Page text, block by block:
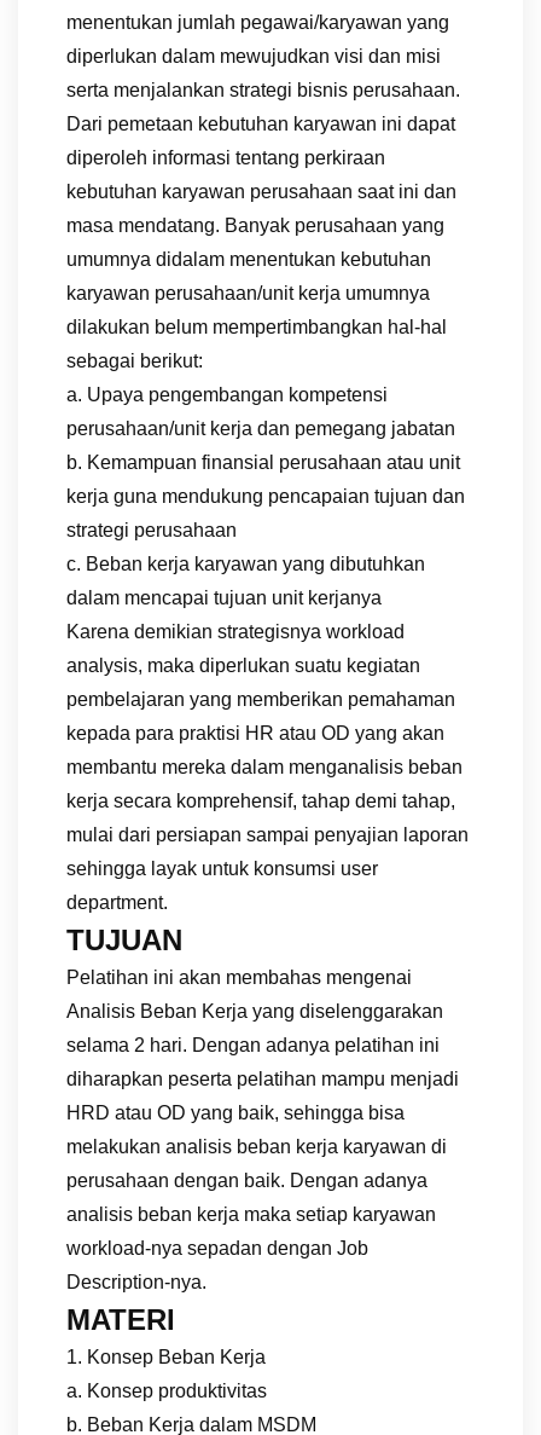
menentukan jumlah pegawai/karyawan yang
diperlukan dalam mewujudkan visi dan misi
serta menjalankan strategi bisnis perusahaan.
Dari pemetaan kebutuhan karyawan ini dapat
diperoleh informasi tentang perkiraan
kebutuhan karyawan perusahaan saat ini dan
masa mendatang. Banyak perusahaan yang
umumnya didalam menentukan kebutuhan
karyawan perusahaan/unit kerja umumnya
dilakukan belum mempertimbangkan hal-hal
sebagai berikut:
a. Upaya pengembangan kompetensi
perusahaan/unit kerja dan pemegang jabatan
b. Kemampuan finansial perusahaan atau unit
kerja guna mendukung pencapaian tujuan dan
strategi perusahaan
c. Beban kerja karyawan yang dibutuhkan
dalam mencapai tujuan unit kerjanya
Karena demikian strategisnya workload
analysis, maka diperlukan suatu kegiatan
pembelajaran yang memberikan pemahaman
kepada para praktisi HR atau OD yang akan
membantu mereka dalam menganalisis beban
kerja secara komprehensif, tahap demi tahap,
mulai dari persiapan sampai penyajian laporan
sehingga layak untuk konsumsi user
department.
TUJUAN
Pelatihan ini akan membahas mengenai
Analisis Beban Kerja yang diselenggarakan
selama 2 hari. Dengan adanya pelatihan ini
diharapkan peserta pelatihan mampu menjadi
HRD atau OD yang baik, sehingga bisa
melakukan analisis beban kerja karyawan di
perusahaan dengan baik. Dengan adanya
analisis beban kerja maka setiap karyawan
workload-nya sepadan dengan Job
Description-nya.
MATERI
1. Konsep Beban Kerja
a. Konsep produktivitas
b. Beban Kerja dalam MSDM